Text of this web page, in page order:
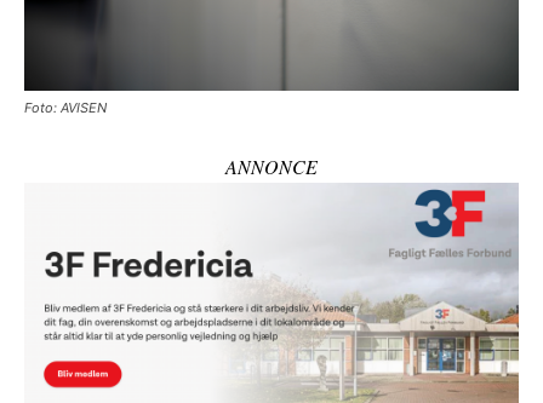
Foto: AVISEN
ANNONCE